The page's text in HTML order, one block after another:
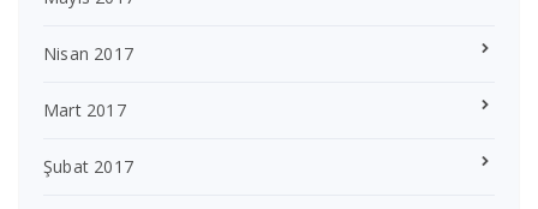
Nisan 2017
Mart 2017
Şubat 2017